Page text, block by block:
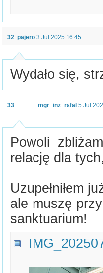
32: pajero 3 Jul 2025 16:45
Wydało się,
33: mgr_inz_rafal 5 Jul
Powoli
relację dla
Uzupełniłem
ale muszę
sanktuarium!